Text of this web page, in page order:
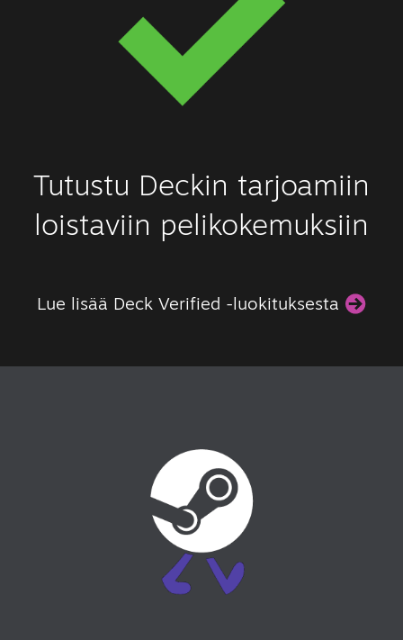
Tutustu Deckin tarjoamiin
loistaviin pelikokemuksiin
Lue lisää Deck Verified -luokituksesta